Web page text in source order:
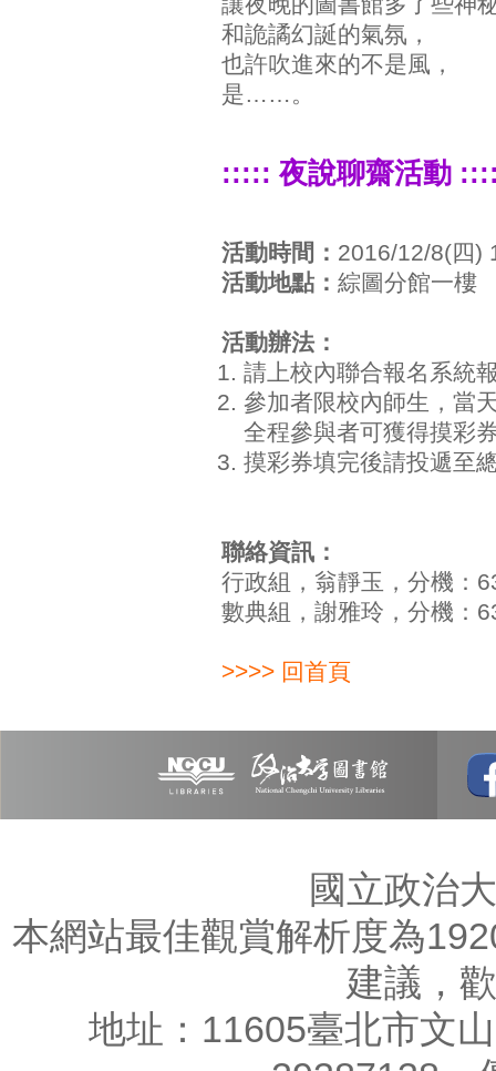
和詭譎幻誕的氣氛，
也許吹進來的不是風，
是……。
::::: 夜說聊齋活動
活動時間： 2016/12/8(四)
活動地點： 綜圖分館一樓
活動辦法：
請上校內聯合報名系統
參加者限校內師生，當
全程參與者可獲得摸彩
摸彩券填完後請投遞至
聯絡資訊：
行政組，翁靜玉，分機：
數典組，謝雅玲，分機：
>>>> 回首頁
國立政治
本網站最佳觀賞解析度為
建議，
地址：11605臺北市文